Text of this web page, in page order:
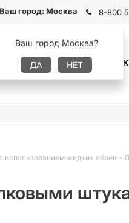
Ваш город:Москва
Ваш город Москва?
ДА НЕТ
8-800
ГДЕ КУПИТЬ ИНФОРМАЦИЯ
использованием жидких обоев -